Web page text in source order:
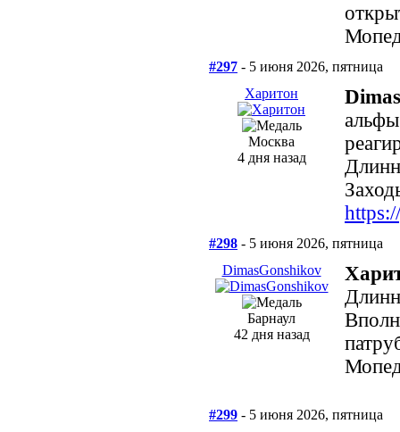
#297 - 5 июня 2026, пятница
Харитон
Москва
4 дня назад
альфы
#298 - 5 июня 2026, пятница
DimasGonshikov
Барнаул
42 дня назад
#299 - 5 июня 2026, пятница